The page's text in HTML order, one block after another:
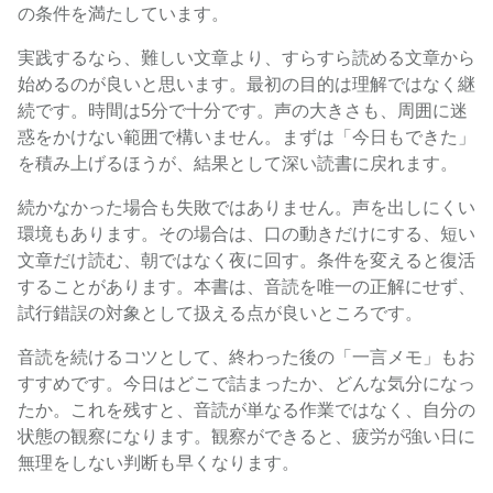
の条件を満たしています。
実践するなら、難しい文章より、すらすら読める文章から
始めるのが良いと思います。最初の目的は理解ではなく継
続です。時間は5分で十分です。声の大きさも、周囲に迷
惑をかけない範囲で構いません。まずは「今日もできた」
を積み上げるほうが、結果として深い読書に戻れます。
続かなかった場合も失敗ではありません。声を出しにくい
環境もあります。その場合は、口の動きだけにする、短い
文章だけ読む、朝ではなく夜に回す。条件を変えると復活
することがあります。本書は、音読を唯一の正解にせず、
試行錯誤の対象として扱える点が良いところです。
音読を続けるコツとして、終わった後の「一言メモ」もお
すすめです。今日はどこで詰まったか、どんな気分になっ
たか。これを残すと、音読が単なる作業ではなく、自分の
状態の観察になります。観察ができると、疲労が強い日に
無理をしない判断も早くなります。